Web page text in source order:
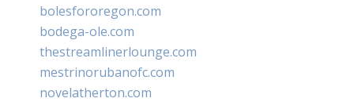
bolesfororegon.com
bodega-ole.com
thestreamlinerlounge.com
mestrinorubanofc.com
novelatherton.com